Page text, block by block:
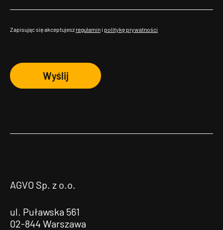
Zapisując się akceptujesz regulamin i politykę prywatności
Wyślij
AGVO Sp. z o.o.
ul. Puławska 561
02-844 Warszawa